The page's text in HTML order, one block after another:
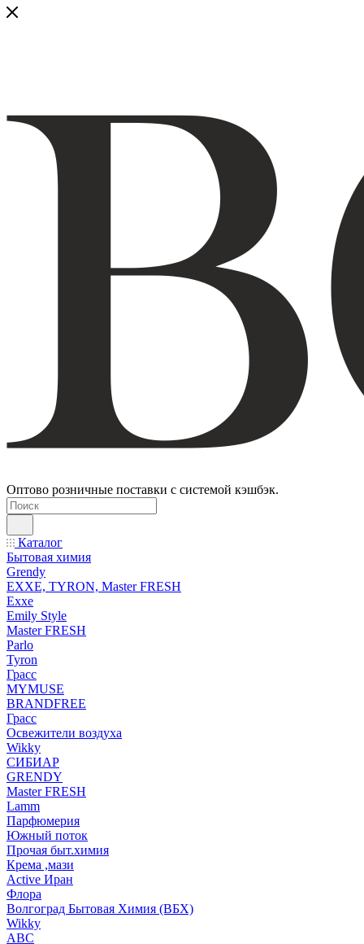
Оптово розничные поставки с системой кэшбэк.
Каталог
Бытовая химия
Grendy
EXXE, TYRON, Master FRESH
Exxe
Emily Style
Master FRESH
Parlo
Tyron
Грасс
MYMUSE
BRANDFREE
Грасс
Освежители воздуха
Wikky
СИБИАР
GRENDY
Master FRESH
Lamm
Парфюмерия
Южный поток
Прочая быт.химия
Крема ,мази
Аctive Иран
Флора
Волгоград Бытовая Химия (ВБХ)
Wikky
АВС